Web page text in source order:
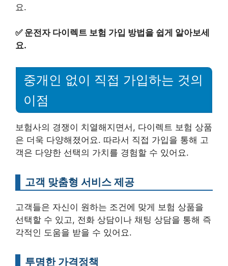
요.
✅ 운전자 다이렉트 보험 가입 방법을 쉽게 알아보세
요.
중개인 없이 직접 가입하는 것의
이점
보험사의 경쟁이 치열해지면서, 다이렉트 보험 상품
은 더욱 다양해졌어요. 따라서 직접 가입을 통해 고
객은 다양한 선택의 가치를 경험할 수 있어요.
고객 맞춤형 서비스 제공
고객들은 자신이 원하는 조건에 맞게 보험 상품을
선택할 수 있고, 전화 상담이나 채팅 상담을 통해 즉
각적인 도움을 받을 수 있어요.
투명한 가격정책